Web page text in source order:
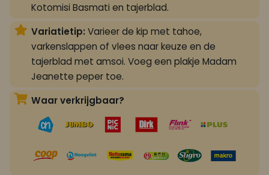
Kotomisi Basmati en tajerblad.
Variatietip: Varieer de kip met tahoe,
varkenslappen of vlees naar keuze en de
tajerblad met amsoi. Voeg een plakje Madam
Jeanette peper toe.
Waar verkrijgbaar?